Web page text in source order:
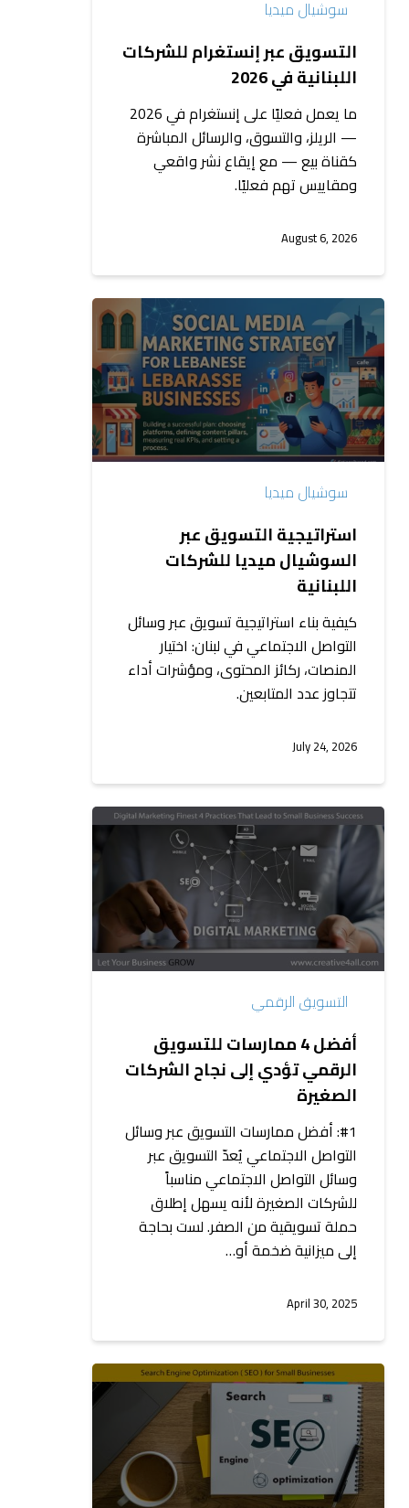
سوشيال ميديا
التسويق عبر إنستغرام للشركات
اللبنانية في 2026
ما يعمل فعليًا على إنستغرام في 2026
— الريلز، والتسوق، والرسائل المباشرة
كقناة بيع — مع إيقاع نشر واقعي
ومقاييس تهم فعليًا.
August 6, 2026
استراتيجية
التسويق
عبر
السوشيال
ميديا
للشركات
اللبنانية
سوشيال ميديا
استراتيجية التسويق عبر
السوشيال ميديا للشركات
اللبنانية
كيفية بناء استراتيجية تسويق عبر وسائل
التواصل الاجتماعي في لبنان: اختيار
المنصات، ركائز المحتوى، ومؤشرات أداء
تتجاوز عدد المتابعين.
July 24, 2026
أفضل
4
ممارسات
للتسويق
الرقمي
تؤدي
إلى
الشركات
الصغيرة
التسويق الرقمي
أفضل 4 ممارسات للتسويق
الرقمي تؤدي إلى نجاح الشركات
الصغيرة
#1: أفضل ممارسات التسويق عبر وسائل
التواصل الاجتماعي يُعدّ التسويق عبر
وسائل التواصل الاجتماعي مناسباً
للشركات الصغيرة لأنه يسهل إطلاق
حملة تسويقية من الصفر. لست بحاجة
إلى ميزانية ضخمة أو…
April 30, 2025
تحسين
محركات
البحث
(SEO)
للشركات
الصغيرة